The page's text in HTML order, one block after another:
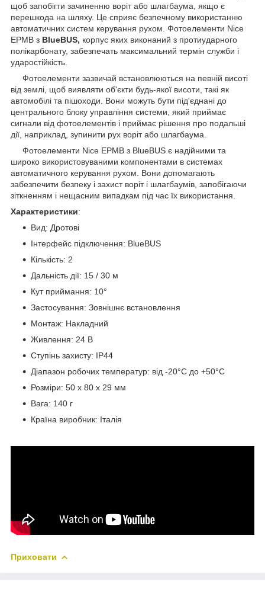
щоб запобігти зачиненню воріт або шлагбаума, якщо є
перешкода на шляху. Це сприяє безпечному використанню
автоматичних систем керування рухом. Фотоелементи Nice
EPMB з BlueBUS, корпус яких виконаний з протиударного
полікарбонату, забезпечать максимальний термін служби і
ударостійкість.
Фотоелементи зазвичай встановлюються на певній висоті
від землі, щоб виявляти об'єкти будь-якої висоти, такі як
автомобілі та пішоходи. Вони можуть бути під'єднані до
центрального блоку управління системи, який приймає
сигнали від фотоелементів і приймає рішення про подальші
дії, наприклад, зупинити рух воріт або шлагбаума.
Фотоелементи Nice EPMB з BlueBUS є надійними та
широко використовуваними компонентами в системах
автоматичного керування рухом. Вони допомагають
забезпечити безпеку і захист воріт і шлагбаумів, запобігаючи
зіткненням і нещасним випадкам під час їх використання.
Характеристики:
Вид: Дротові
Інтерфейс підключення: BlueBUS
Кількість: 2
Дальність дії: 15 / 30 м
Кут приймання: 10°
Застосування: Зовнішнє встановлення
Монтаж: Накладний
Живлення: 24 В
Ступінь захисту: IP44
Діапазон робочих температур: від -20°C до +50°C
Розміри: 50 x 80 x 29 мм
Вага: 140 г
Країна виробник: Італія
Приховати